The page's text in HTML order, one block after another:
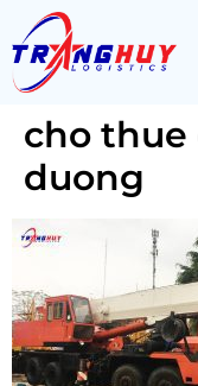
cho thue
duong